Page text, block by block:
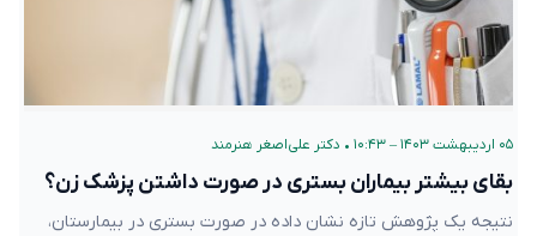
۰۵ اردیبهشت ۱۴۰۳ – ۱۰:۴۳ • دکتر علی‌اصغر هنرمند
بقای بیشتر بیماران بستری در صورت داشتن پزشک زن؟
نتیجه یک پژوهش تازه نشان داده در صورت بستری در بیمارستان،